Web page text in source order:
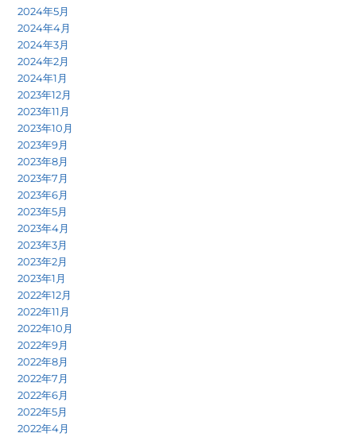
2024年5月
2024年4月
2024年3月
2024年2月
2024年1月
2023年12月
2023年11月
2023年10月
2023年9月
2023年8月
2023年7月
2023年6月
2023年5月
2023年4月
2023年3月
2023年2月
2023年1月
2022年12月
2022年11月
2022年10月
2022年9月
2022年8月
2022年7月
2022年6月
2022年5月
2022年4月